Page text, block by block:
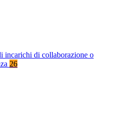
incarichi di collaborazione o
26